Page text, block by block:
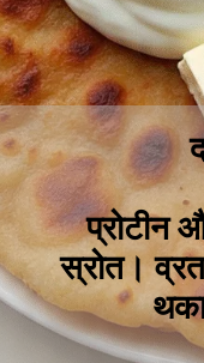
प्रोटीन
स्रोत।